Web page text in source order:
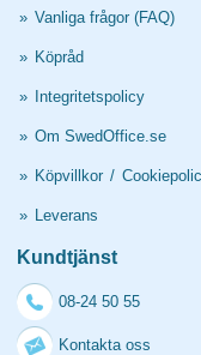
» Vanliga frågor (FAQ)
» Köpråd
» Integritetspolicy
» Om SwedOffice.se
» Köpvillkor /
» Leverans
Kundtjänst
08-24 50 55
Kontakta oss